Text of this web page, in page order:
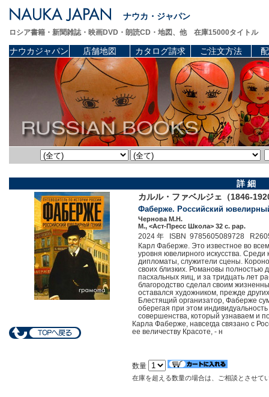
ナウカ・ジャパン
ロシア書籍・新聞雑誌・映画DVD・朗読CD・地図、他 在庫15000タイトル
ナウカジャパン 店舗地図 カタログ請求 ご注文方法
詳 細
カルル・ファベルジェ（1846-
Фаберже. Российский
Чернова М.Н.
М., <Аст-Пресс Школа> 32 c. pap.
2024 年 ISBN 9785605089728
Карл Фаберже. Это известное во
уровня ювелирного искусства.
дипломаты, служители сцены.
своих близких. Романовы полностью
пасхальных яиц, и за тридцать лет
благородство сделал своим
оставался художником, прежде
Блестящий организатор, Фаберже
оберегая при этом
совершенства, который узнаваем и
Карла Фаберже, навсегда связано с
ее величеству Красоте, - н
数量
在庫を超える数量の場合は、ご相談とさせて